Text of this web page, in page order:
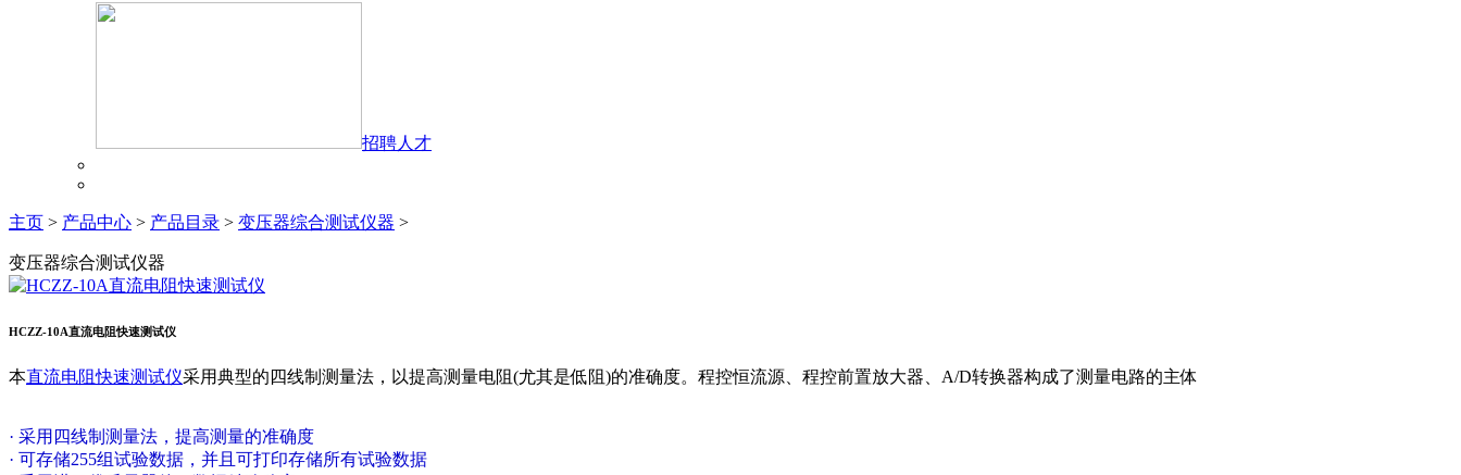
招聘人才
主页 > 产品中心 > 产品目录 > 变压器综合测试仪器 >
变压器综合测试仪器
HCZZ-10A直流电阻快速测试仪
本直流电阻快速测试仪采用典型的四线制测量法，以提高测量电阻(尤其是低阻)的准确度。程控恒流源、程控前置放大器、A/D转换器构成了测量电路的主体
· 采用四线制测量法，提高测量的准确度
· 可存储255组试验数据，并且可打印存储所有试验数据